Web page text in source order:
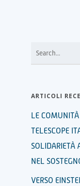
ARTICOLI
LE
TELESCOPE
SOLIDARIETÀ
NEL
VERSO